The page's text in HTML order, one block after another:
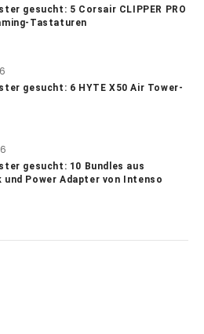
gesucht: 5 Corsair CLIPPER PRO
Tastaturen
gesucht: 6 HYTE X50 Air Tower-
gesucht: 10 Bundles aus
und Power Adapter von Intenso